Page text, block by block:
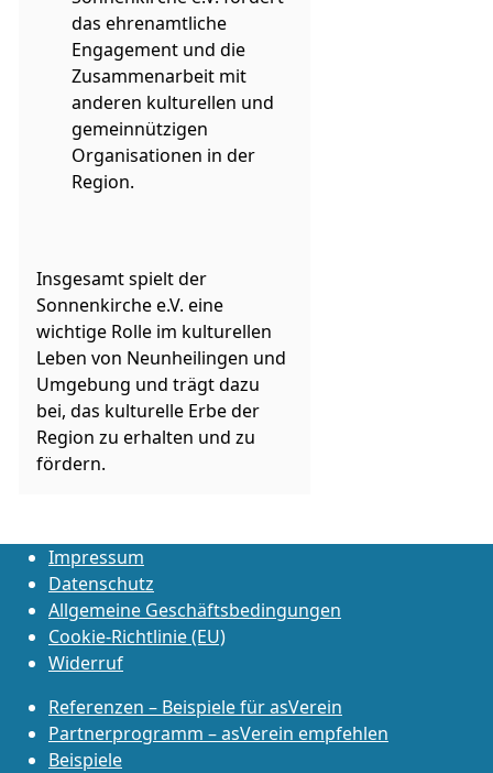
das ehrenamtliche
Engagement und die
Zusammenarbeit mit
anderen kulturellen und
gemeinnützigen
Organisationen in der
Region.
Insgesamt spielt der
Sonnenkirche e.V. eine
wichtige Rolle im kulturellen
Leben von Neunheilingen und
Umgebung und trägt dazu
bei, das kulturelle Erbe der
Region zu erhalten und zu
fördern.
Impressum
Datenschutz
Allgemeine Geschäftsbedingungen
Cookie-Richtlinie (EU)
Widerruf
Referenzen – Beispiele für asVerein
Partnerprogramm – asVerein empfehlen
Beispiele